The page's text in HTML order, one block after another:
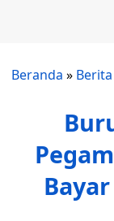
Beranda » Berita